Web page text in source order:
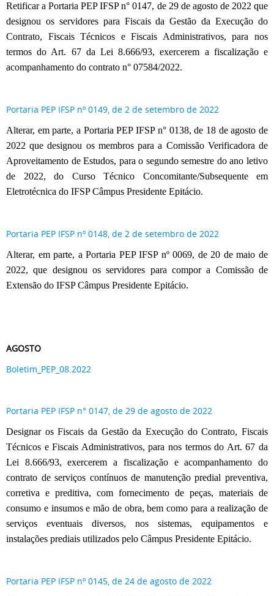
Retificar a Portaria PEP IFSP n° 0147, de 29 de agosto de 2022 que
designou os servidores para Fiscais da Gestão da Execução do
Contrato, Fiscais Técnicos e Fiscais Administrativos, para nos
termos do Art. 67 da Lei 8.666/93, exercerem a fiscalização e
acompanhamento do contrato n° 07584/2022.
Portaria PEP IFSP nº 0149, de 2 de setembro de 2022
Alterar, em parte, a Portaria PEP IFSP n° 0138, de 18 de agosto de
2022 que designou os membros para a Comissão Verificadora de
Aproveitamento de Estudos, para o segundo semestre do ano letivo
de 2022, do Curso Técnico Concomitante/Subsequente em
Eletrotécnica do IFSP Câmpus Presidente Epitácio.
Portaria PEP IFSP nº 0148, de 2 de setembro de 2022
Alterar, em parte, a Portaria PEP IFSP nº 0069, de 20 de maio de
2022, que designou os servidores para compor a Comissão de
Extensão do IFSP Câmpus Presidente Epitácio.
AGOSTO
Boletim_PEP_08.2022
Portaria PEP IFSP n° 0147, de 29 de agosto de 2022
Designar os Fiscais da Gestão da Execução do Contrato, Fiscais
Técnicos e Fiscais Administrativos, para nos termos do Art. 67 da
Lei 8.666/93, exercerem a fiscalização e acompanhamento do
contrato de serviços contínuos de manutenção predial preventiva,
corretiva e preditiva, com fornecimento de peças, materiais de
consumo e insumos e mão de obra, bem como para a realização de
serviços eventuais diversos, nos sistemas, equipamentos e
instalações prediais utilizados pelo Câmpus Presidente Epitácio.
Portaria PEP IFSP nº 0145, de 24 de agosto de 2022